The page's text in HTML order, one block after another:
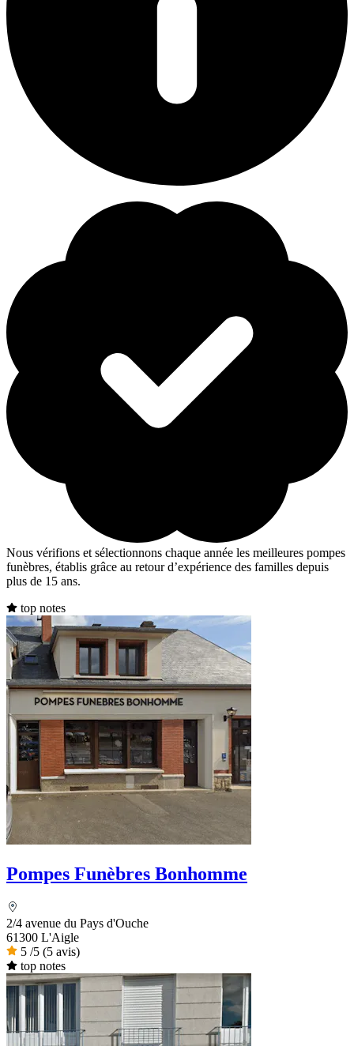
Nous vérifions et sélectionnons chaque année les meilleures pompes
funèbres, établis grâce au retour d’expérience des familles depuis
plus de 15 ans.
top notes
Pompes Funèbres Bonhomme
2/4 avenue du Pays d'Ouche
61300 L'Aigle
5 /5 (5 avis)
top notes